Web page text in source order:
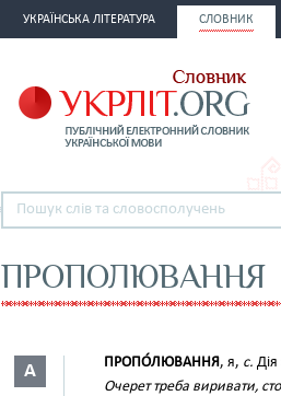
УКРАЇНСЬКА ЛІТЕРАТУРА СЛОВНИК
ПРОПОЛЮВАННЯ
А ПРОПО́ЛЮВАННЯ, я, с. Дія
Очерет треба виривати,